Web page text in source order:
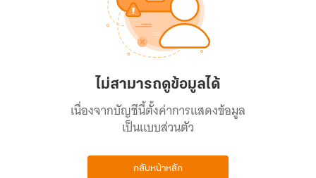
ไม่สามารถดูข้อมูลได้
เนื่องจากบัญชีนี้ตั้งค่าการแสดงข้อมูล
เป็นแบบส่วนตัว
กลับหน้าหลัก